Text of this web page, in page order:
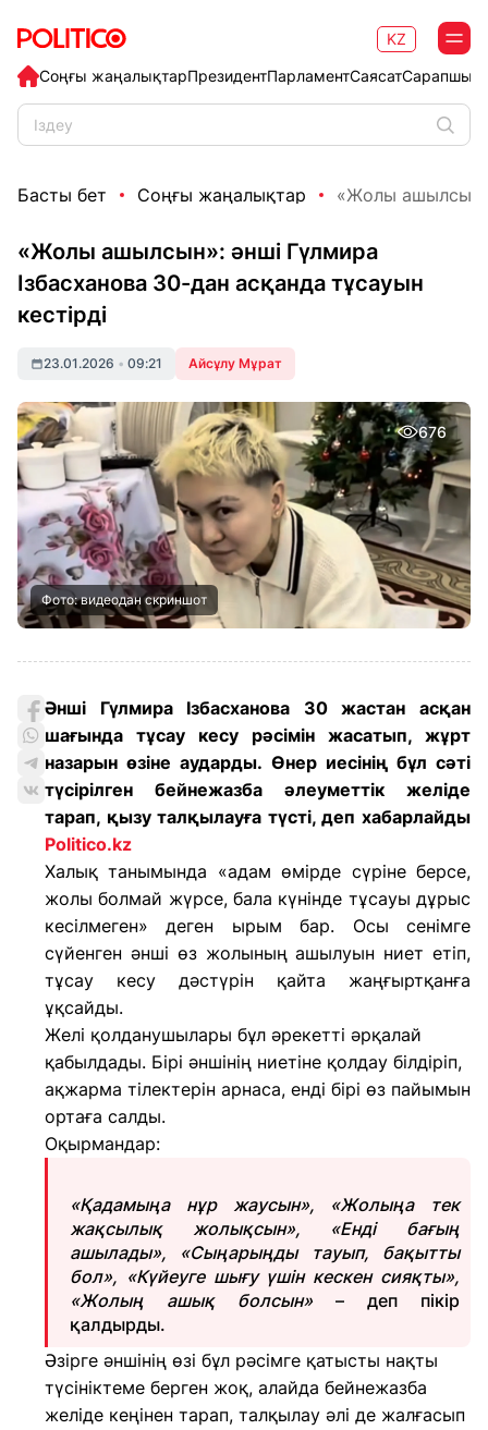
Соңғы жаңалықтарПрезидентПарламентСаясат
KZ
Басты бет Соңғы жаңалықтар «Жолы
«Жолы ашылсын»: әнші Гүлмира
Ізбасханова 30-дан асқанда тұсауын
кестірді
23.01.2026 • 09:21 Айсұлу Мұрат
676
Фото: видеодан скриншот
Әнші Гүлмира Ізбасханова 30 жастан асқан
шағында тұсау кесу рәсімін жасатып, жұрт
назарын өзіне аударды. Өнер иесінің бұл сәті
түсірілген бейнежазба әлеуметтік желіде
тарап, қызу талқылауға түсті, деп хабарлайды
Politico.kz
Халық танымында «адам өмірде сүріне берсе,
жолы болмай жүрсе, бала күнінде тұсауы дұрыс
кесілмеген» деген ырым бар. Осы сенімге
сүйенген әнші өз жолының ашылуын ниет етіп,
тұсау кесу дәстүрін қайта жаңғыртқанға
ұқсайды.
Желі қолданушылары бұл әрекетті әрқалай
қабылдады. Бірі әншінің ниетіне қолдау білдіріп,
ақжарма тілектерін арнаса, енді бірі өз пайымын
ортаға салды.
Оқырмандар:
«Қадамыңа нұр жаусын», «Жолыңа тек
жақсылық жолықсын», «Енді бағың
ашылады», «Сыңарыңды тауып, бақытты
бол», «Күйеуге шығу үшін кескен сияқты»,
«Жолың ашық болсын» – деп пікір
қалдырды.
Әзірге әншінің өзі бұл рәсімге қатысты нақты
түсініктеме берген жоқ, алайда бейнежазба
желіде кеңінен тарап, талқылау әлі де жалғасып